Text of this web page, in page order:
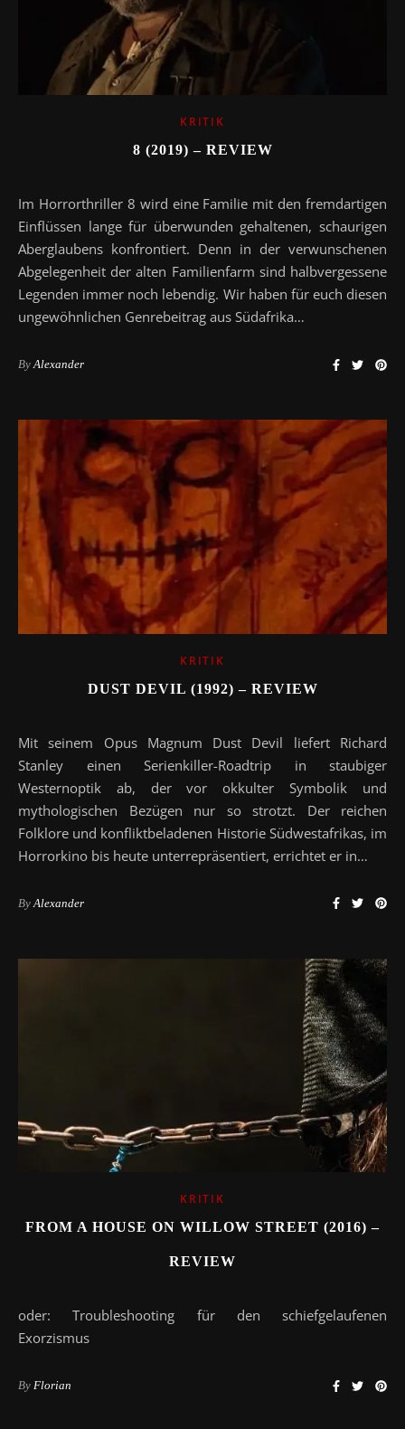
KRITIK
8 (2019) – REVIEW
Im Horrorthriller 8 wird eine Familie mit den fremdartigen
Einflüssen lange für überwunden gehaltenen, schaurigen
Aberglaubens konfrontiert. Denn in der verwunschenen
Abgelegenheit der alten Familienfarm sind halbvergessene
Legenden immer noch lebendig. Wir haben für euch diesen
ungewöhnlichen Genrebeitrag aus Südafrika…
ByAlexander
KRITIK
DUST DEVIL (1992) – REVIEW
Mit seinem Opus Magnum Dust Devil liefert Richard
Stanley einen Serienkiller-Roadtrip in staubiger
Westernoptik ab, der vor okkulter Symbolik und
mythologischen Bezügen nur so strotzt. Der reichen
Folklore und konfliktbeladenen Historie Südwestafrikas, im
Horrorkino bis heute unterrepräsentiert, errichtet er in…
By Alexander
KRITIK
FROM A HOUSE ON WILLOW STREET (2016) –
REVIEW
oder: Troubleshooting für den schiefgelaufenen
Exorzismus
By Florian